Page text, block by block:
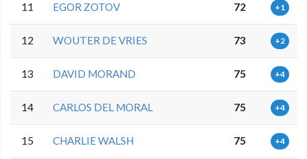
11 EGOR ZOTOV 72 +1
12 WOUTER DE VRIES 73 +2
13 DAVID MORAND 75 +4
14 CARLOS DEL MORAL 75 +4
15 CHARLIE WALSH 75 +4